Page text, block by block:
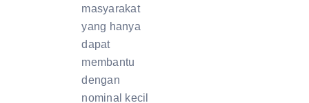
masyarakat
yang hanya
dapat
membantu
dengan
nominal kecil